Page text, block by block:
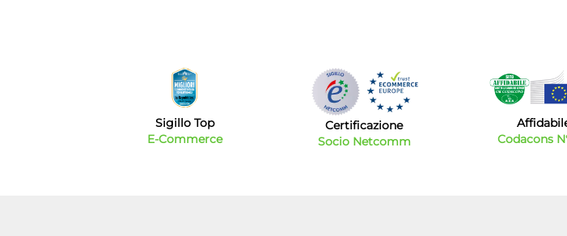
Sigillo Top
E-Commerce
Certificazione
Socio Netcomm
Codacons